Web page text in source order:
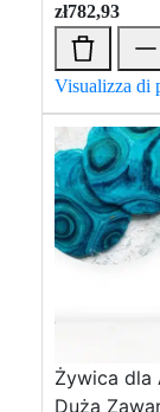
zł782,93
Visualizza di
Żywica dla
Dużą